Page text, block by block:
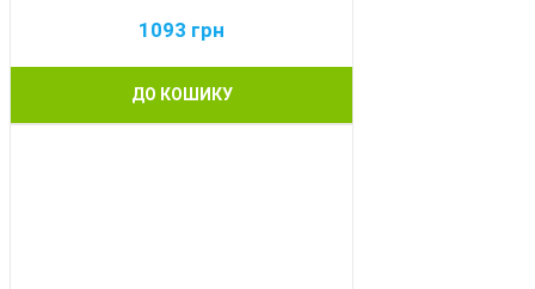
1093 грн
ДО КОШИКУ